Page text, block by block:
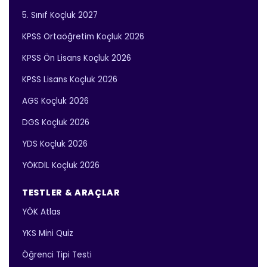
5. Sınıf Koçluk 2027
KPSS Ortaöğretim Koçluk 2026
KPSS Ön Lisans Koçluk 2026
KPSS Lisans Koçluk 2026
AGS Koçluk 2026
DGS Koçluk 2026
YDS Koçluk 2026
YÖKDİL Koçluk 2026
TESTLER & ARAÇLAR
YÖK Atlas
YKS Mini Quiz
Öğrenci Tipi Testi